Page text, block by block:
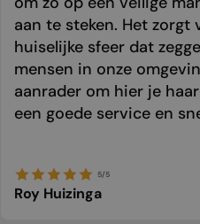
aan te steken. Het zorgt
huiselijke sfeer dat
mensen in onze
aanrader om hier je
een goede service en
5/5
Roy Huizinga